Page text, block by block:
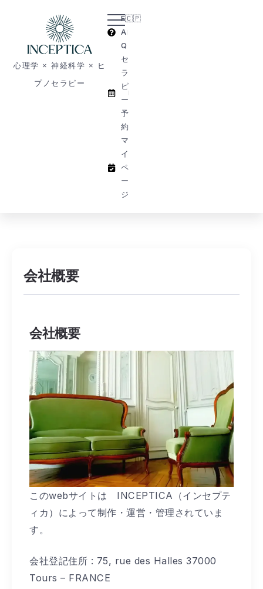
心理学 × 神経科学 × ヒ
プノセラピー
F
A
Q
セ
ラ
ピ
ー
予
約
マ
イ
ペ
ー
ジ
🇨🇵​
会社概要
会社概要
このwebサイトは INCEPTICA（インセプテ
ィカ）によって制作・運営・管理されていま
す。
会社登記住所 : 75, rue des Halles 37000
Tours – FRANCE